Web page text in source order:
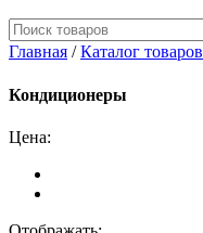
Главная /Каталог товаров
Кондиционеры
Цена: